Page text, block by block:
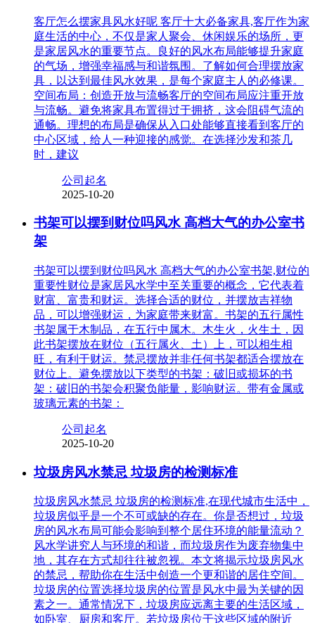
客厅怎么摆家具风水好呢 客厅十大必备家具,客厅作为家
庭生活的中心，不仅是家人聚会、休闲娱乐的场所，更
是家居风水的重要节点。良好的风水布局能够提升家庭
的气场，增强幸福感与和谐氛围。了解如何合理摆放家
具，以达到最佳风水效果，是每个家庭主人的必修课。
空间布局：创造开放与流畅客厅的空间布局应注重开放
与流畅。避免将家具布置得过于拥挤，这会阻碍气流的
通畅。理想的布局是确保从入口处能够直接看到客厅的
中心区域，给人一种迎接的感觉。在选择沙发和茶几
时，建议
公司起名
2025-10-20
书架可以摆到财位吗风水 高档大气的办公室书
架
书架可以摆到财位吗风水 高档大气的办公室书架,财位的
重要性财位是家居风水学中至关重要的概念，它代表着
财富、富贵和财运。选择合适的财位，并摆放吉祥物
品，可以增强财运，为家庭带来财富。书架的五行属性
书架属于木制品，在五行中属木。木生火，火生土，因
此书架摆放在财位（五行属火、土）上，可以相生相
旺，有利于财运。禁忌摆放并非任何书架都适合摆放在
财位上。避免摆放以下类型的书架：破旧或损坏的书
架：破旧的书架会积聚负能量，影响财运。带有金属或
玻璃元素的书架：
公司起名
2025-10-20
垃圾房风水禁忌 垃圾房的检测标准
垃圾房风水禁忌 垃圾房的检测标准,在现代城市生活中，
垃圾房似乎是一个不可或缺的存在。你是否想过，垃圾
房的风水布局可能会影响到整个居住环境的能量流动？
风水学讲究人与环境的和谐，而垃圾房作为废弃物集中
地，其存在方式却往往被忽视。本文将揭示垃圾房风水
的禁忌，帮助你在生活中创造一个更和谐的居住空间。
垃圾房的位置选择垃圾房的位置是风水中最为关键的因
素之一。通常情况下，垃圾房应远离主要的生活区域，
如卧室、厨房和客厅。若垃圾房位于这些区域的附近